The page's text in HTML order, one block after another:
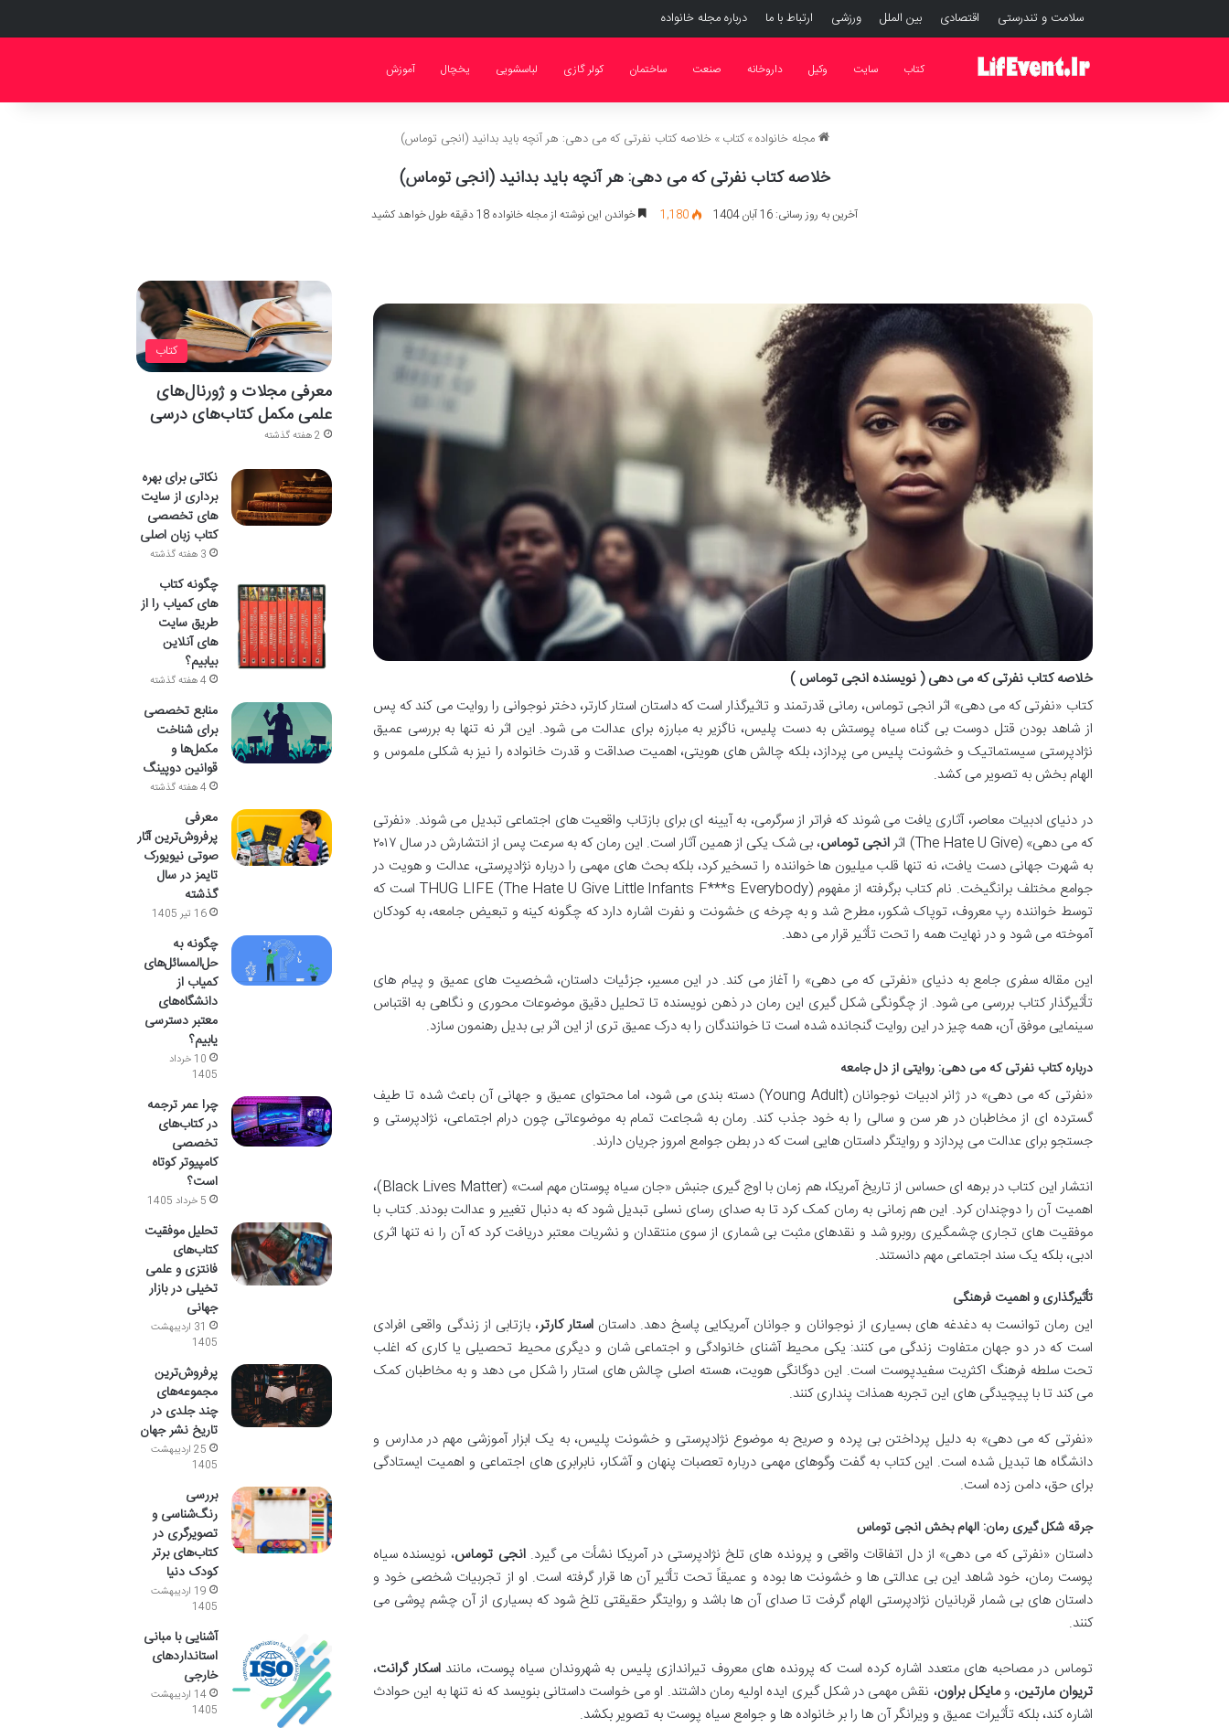
سلامت و تندرستی اقتصادی بین الملل ورزشی ارتباط با ما درباره مجله خانواده
کتاب سایت وکیل داروخانه صنعت ساختمان کولر گازی لباسشویی یخچال آموزش
مجله خانواده» کتاب » خلاصه کتاب نفرتی که می دهی: هر آنچه باید بدانید (انجی توماس)
خلاصه کتاب نفرتی که می دهی: هر آنچه باید بدانید (انجی توماس)
آخرین به روز رسانی: 16 آبان 1404 1,180 خواندن این نوشته از مجله خانواده 18 دقیقه طول خواهد کشید
خلاصه کتاب نفرتی که می دهی ( نویسنده انجی توماس )
کتاب «نفرتی که می دهی» اثر انجی توماس، رمانی قدرتمند و تاثیرگذار است که داستان استار کارتر، دختر نوجوانی را روایت می کند که پس
از شاهد بودن قتل دوست بی گناه سیاه پوستش به دست پلیس، ناگزیر به مبارزه برای عدالت می شود. این اثر نه تنها به بررسی عمیق
نژادپرستی سیستماتیک و خشونت پلیس می پردازد، بلکه چالش های هویتی، اهمیت صداقت و قدرت خانواده را نیز به شکلی ملموس و
الهام بخش به تصویر می کشد.
در دنیای ادبیات معاصر، آثاری یافت می شوند که فراتر از سرگرمی، به آیینه ای برای بازتاب واقعیت های اجتماعی تبدیل می شوند. «نفرتی
که می دهی» (The Hate U Give) اثر
انجی توماس
، بی شک یکی از همین آثار است. این رمان که به سرعت پس از انتشارش در سال ۲۰۱۷
به شهرت جهانی دست یافت، نه تنها قلب میلیون ها خواننده را تسخیر کرد، بلکه بحث های مهمی را درباره نژادپرستی، عدالت و هویت در
جوامع مختلف برانگیخت. نام کتاب برگرفته از مفهوم THUG LIFE (The Hate U Give Little Infants F***s Everybody) است که
توسط خواننده رپ معروف، توپاک شکور، مطرح شد و به چرخه ی خشونت و نفرت اشاره دارد که چگونه کینه و تبعیض جامعه، به کودکان
آموخته می شود و در نهایت همه را تحت تأثیر قرار می دهد.
این مقاله سفری جامع به دنیای «نفرتی که می دهی» را آغاز می کند. در این مسیر، جزئیات داستان، شخصیت های عمیق و پیام های
تأثیرگذار کتاب بررسی می شود. از چگونگی شکل گیری این رمان در ذهن نویسنده تا تحلیل دقیق موضوعات محوری و نگاهی به اقتباس
سینمایی موفق آن، همه چیز در این روایت گنجانده شده است تا خوانندگان را به درک عمیق تری از این اثر بی بدیل رهنمون سازد.
درباره کتاب نفرتی که می دهی: روایتی از دل جامعه
«نفرتی که می دهی» در ژانر ادبیات نوجوانان (Young Adult) دسته بندی می شود، اما محتوای عمیق و جهانی آن باعث شده تا طیف
گسترده ای از مخاطبان در هر سن و سالی را به خود جذب کند. رمان به شجاعت تمام به موضوعاتی چون درام اجتماعی، نژادپرستی و
جستجو برای عدالت می پردازد و روایتگر داستان هایی است که در بطن جوامع امروز جریان دارند.
انتشار این کتاب در برهه ای حساس از تاریخ آمریکا، هم زمان با اوج گیری جنبش «جان سیاه پوستان مهم است» (Black Lives Matter)،
اهمیت آن را دوچندان کرد. این هم زمانی به رمان کمک کرد تا به صدای رسای نسلی تبدیل شود که به دنبال تغییر و عدالت بودند. کتاب با
موفقیت های تجاری چشمگیری روبرو شد و نقدهای مثبت بی شماری از سوی منتقدان و نشریات معتبر دریافت کرد که آن را نه تنها اثری
ادبی، بلکه یک سند اجتماعی مهم دانستند.
تأثیرگذاری و اهمیت فرهنگی
این رمان توانست به دغدغه های بسیاری از نوجوانان و جوانان آمریکایی پاسخ دهد. داستاناستار کارتر، بازتابی از زندگی واقعی افرادی
است که در دو جهان متفاوت زندگی می کنند: یکی محیط آشنای خانوادگی و اجتماعی شان و دیگری محیط تحصیلی یا کاری که اغلب
تحت سلطه فرهنگ اکثریت سفیدپوست است. این دوگانگی هویت، هسته اصلی چالش های استار را شکل می دهد و به مخاطبان کمک
می کند تا با پیچیدگی های این تجربه همذات پنداری کنند.
«نفرتی که می دهی» به دلیل پرداختن بی پرده و صریح به موضوع نژادپرستی و خشونت پلیس، به یک ابزار آموزشی مهم در مدارس و
دانشگاه ها تبدیل شده است. این کتاب به گفت وگوهای مهمی درباره تعصبات پنهان و آشکار، نابرابری های اجتماعی و اهمیت ایستادگی
برای حق، دامن زده است.
جرقه شکل گیری رمان: الهام بخش انجی توماس
داستان «نفرتی که می دهی» از دل اتفاقات واقعی و پرونده های تلخ نژادپرستی در آمریکا نشأت می گیرد.انجی توماس، نویسنده سیاه
پوست رمان، خود شاهد این بی عدالتی ها و خشونت ها بوده و عمیقاً تحت تأثیر آن ها قرار گرفته است. او از تجربیات شخصی خود و
داستان های بی شمار قربانیان نژادپرستی الهام گرفت تا صدای آن ها باشد و روایتگر حقیقتی تلخ شود که بسیاری از آن چشم پوشی می
کنند.
توماس در مصاحبه های متعدد اشاره کرده است که پرونده های معروف تیراندازی پلیس به شهروندان سیاه پوست، ماننداسکار گرانت،
تریوان مارتین، ومایکل براون، نقش مهمی در شکل گیری ایده اولیه رمان داشتند. او می خواست داستانی بنویسد که نه تنها به این حوادث
اشاره کند، بلکه تأثیرات عمیق و ویرانگر آن ها را بر خانواده ها و جوامع سیاه پوست به تصویر بکشد.
کتاب
معرفی مجلات و ژورنال‌های
علمی مکمل کتاب‌های درسی
2 هفته گذشته
نکاتی برای بهره
برداری از سایت
های تخصصی
کتاب زبان اصلی
3 هفته گذشته
چگونه کتاب
های کمیاب را از
طریق سایت
های آنلاین
بیابیم؟
4 هفته گذشته
منابع تخصصی
برای شناخت
مکمل‌ها و
قوانین دوپینگ
4 هفته گذشته
معرفی
پرفروش‌ترین آثار
صوتی نیویورک
تایمز در سال
گذشته
16 تیر 1405
چگونه به
حل‌المسائل‌های
کمیاب از
دانشگاه‌های
معتبر دسترسی
یابیم؟
10 خرداد
1405
چرا عمر ترجمه
در کتاب‌های
تخصصی
کامپیوتر کوتاه
است؟
5 خرداد 1405
تحلیل موفقیت
کتاب‌های
فانتزی و علمی
تخیلی در بازار
جهانی
31 اردیبهشت
1405
پرفروش‌ترین
مجموعه‌های
چند جلدی در
تاریخ نشر جهان
25 اردیبهشت
1405
بررسی
رنگ‌شناسی و
تصویرگری در
کتاب‌های برتر
کودک دنیا
19 اردیبهشت
1405
آشنایی با مبانی
استانداردهای
خارجی
14 اردیبهشت
1405